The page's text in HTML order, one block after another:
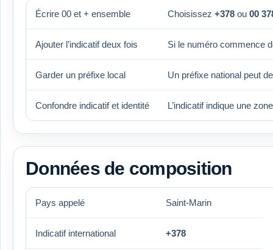
Écrire 00 et + ensemble Choisissez +378 ou 00
Ajouter l’indicatif deux fois Si le numéro commence
Garder un préfixe local Un préfixe national peut
Confondre indicatif et identité L’indicatif indique une
Données de composition
Pays appelé Saint-Marin
Indicatif international +378